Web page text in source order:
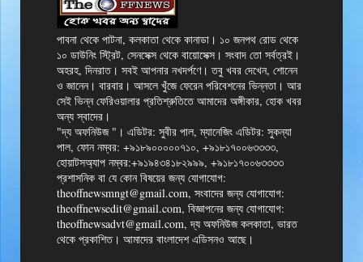
পাবনা থেকে পাটনা, কলকাতা থেকে কানাডা। ১০ জনপথ রোড থেকে
১০ ডাউনিং স্ট্রিট, সেনসেক্স থেকে বায়োসেক্স। সংবাদ তো সর্বত্রই।
অহরহ, দিনরাত। সবই আপনার নখদর্পণে। তবু খবর দেখেন, শোনেন
ও জানেন। বারবার। আসলে খুঁজে ফেরেন পরিবেশনের ভিন্নতা। আর
সেই ভিন্ন ফেরিওয়ালার প্রতিশ্রুতিতে আমাদের অঙ্গীকার, হোক খবর
অন্য স্বাদের।
"দ্য অফনিউজ "। এডিটর: সুবীর পাল, ম্যানেজিং এডিটর: সুকন্যা
পাল, ফোন নম্বর: +৯১৮৯০০০০০৭১০, +৯১৮১৭০০৬৩৩৩৩,
হোয়াটসঅ্যাপ নম্বর:+৯১৯৪৩৪১৮২৯৯৯, +৯১৮১৭০০৬৩৩৩৩
প্রশাসনিক বা যে কোন বিষয়ের জন্য যোগাযোগ:
theoffnewsmngt@gmail.com, সংবাদের জন্য যোগাযোগ:
theoffnewsedit@gmail.com, বিজ্ঞাপনের জন্য যোগাযোগ:
theoffnewsadvt@gmail.com, দ্য অফনিউজ কলকাতা, ভারত
থেকে প্রকাশিত। আমাদের বাংলাদেশ এডিসনও আছে।